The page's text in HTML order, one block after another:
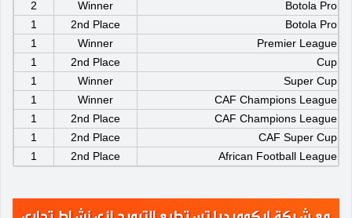
Botola Pro
Winner
2
Botola Pro
2nd Place
1
Premier League
Winner
1
Cup
2nd Place
1
Super Cup
Winner
1
CAF Champions League
Winner
1
CAF Champions League
2nd Place
1
CAF Super Cup
2nd Place
1
African Football League
2nd Place
1